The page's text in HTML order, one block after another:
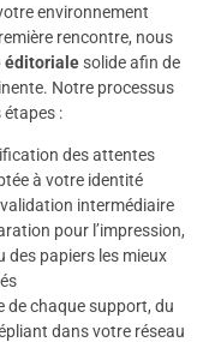
environnement
rencontre, nous
éditorialesolide afin de
Notre processus
étapes :
des attentes
à votre identité
intermédiaire
pour l’impression,
des papiers les mieux
de chaque support, du
dans votre réseau